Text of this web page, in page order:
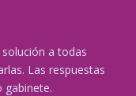
a todas
Las respuestas
gabinete.